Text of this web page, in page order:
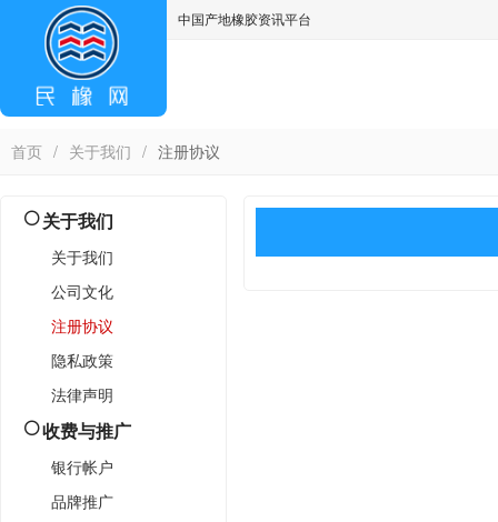
中国产地橡胶资讯平台
首页 / 关于我们 / 注册协议
关于我们
关于我们
公司文化
注册协议
隐私政策
法律声明
收费与推广
银行帐户
品牌推广